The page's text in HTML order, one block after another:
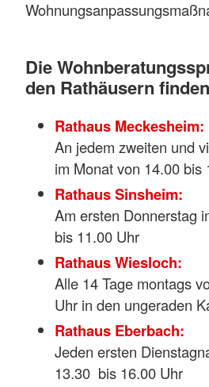
Die
den Rathäusern
Rathaus Meckesheim:
An jedem zweiten und
im Monat von 14.00 bis
Rathaus Sinsheim:
Am ersten Donnerstag
bis 11.00 Uhr
Rathaus Wiesloch:
Alle 14 Tage montags
Uhr in den ungeraden
Rathaus Eberbach:
Jeden ersten
13.30 bis 16.00 Uhr